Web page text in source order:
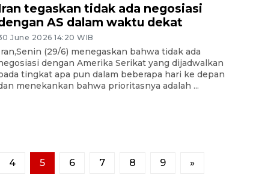
tegaskan tidak ada negosiasi
AS dalam waktu dekat
June 2026 14:20 WIB
(29/6) menegaskan bahwa tidak ada
dengan Amerika Serikat yang dijadwalkan
tingkat apa pun dalam beberapa hari ke depan
menekankan bahwa prioritasnya adalah ...
4 5 6 7 8 9 »